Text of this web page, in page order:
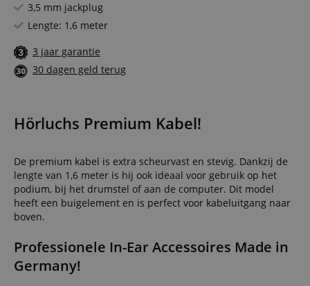
3,5 mm jackplug
Lengte: 1,6 meter
3 jaar garantie
30 dagen geld terug
Hörluchs Premium Kabel!
De premium kabel is extra scheurvast en stevig. Dankzij de
lengte van 1,6 meter is hij ook ideaal voor gebruik op het
podium, bij het drumstel of aan de computer. Dit model
heeft een buigelement en is perfect voor kabeluitgang naar
boven.
Professionele In-Ear Accessoires Made in
Germany!